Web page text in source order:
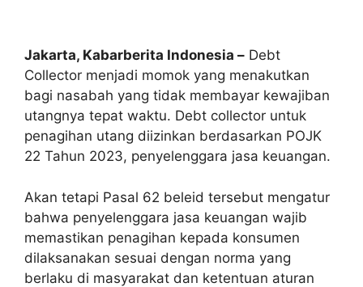
Jakarta, Kabarberita Indonesia – Debt
Collector menjadi momok yang menakutkan
bagi nasabah yang tidak membayar kewajiban
utangnya tepat waktu. Debt collector untuk
penagihan utang diizinkan berdasarkan POJK
22 Tahun 2023, penyelenggara jasa keuangan.
Akan tetapi Pasal 62 beleid tersebut mengatur
bahwa penyelenggara jasa keuangan wajib
memastikan penagihan kepada konsumen
dilaksanakan sesuai dengan norma yang
berlaku di masyarakat dan ketentuan aturan